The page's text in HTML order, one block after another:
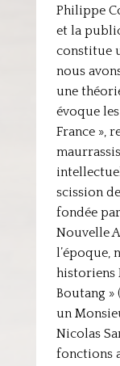
Philippe
et la
constitue
nous
une
évoque
France »,
scission
fondée
Nouvelle
l’époque,
historiens
Boutang »
un
Nicolas
fonctions